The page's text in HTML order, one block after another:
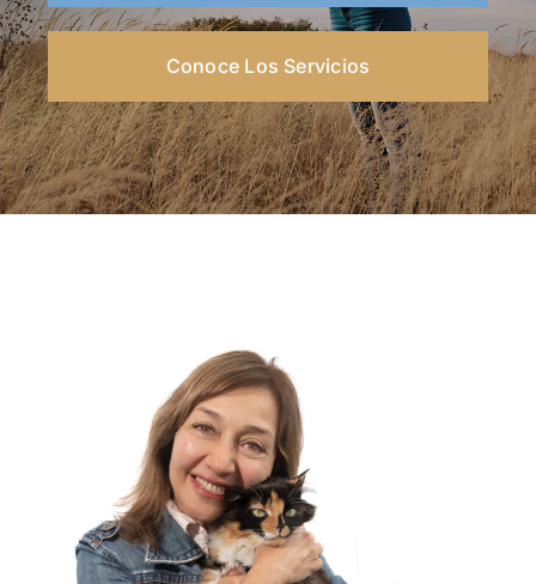
Conoce Los Servicios